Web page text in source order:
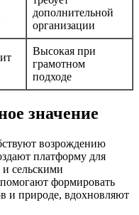
дополнительной
организации
Высокая при
грамотном
подходе
значение
возрождению
платформу для
сельскими
формировать
и природе, вдохновляют